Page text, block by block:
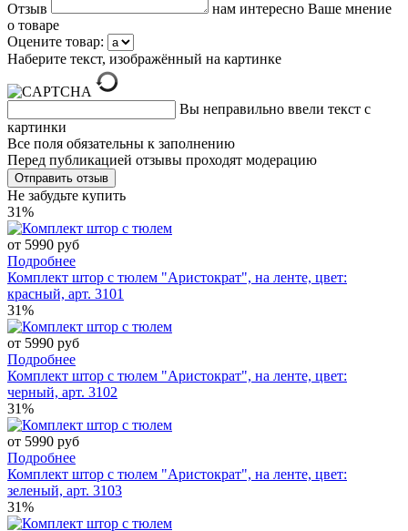
Отзыв
нам интересно Ваше мнение
о товаре
Оцените товар:
Наберите текст, изображённый на картинке
Вы неправильно ввели текст с
картинки
Все поля обязательны к заполнению
Перед публикацией отзывы проходят модерацию
Не забудьте купить
31%
от 5990 руб
Подробнее
Комплект штор с тюлем "Аристократ", на ленте, цвет:
красный, арт. 3101
31%
от 5990 руб
Подробнее
Комплект штор с тюлем "Аристократ", на ленте, цвет:
черный, арт. 3102
31%
от 5990 руб
Подробнее
Комплект штор с тюлем "Аристократ", на ленте, цвет:
зеленый, арт. 3103
31%